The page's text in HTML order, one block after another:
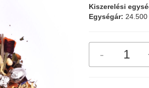
Kiszerelési
Egységár: 24.500